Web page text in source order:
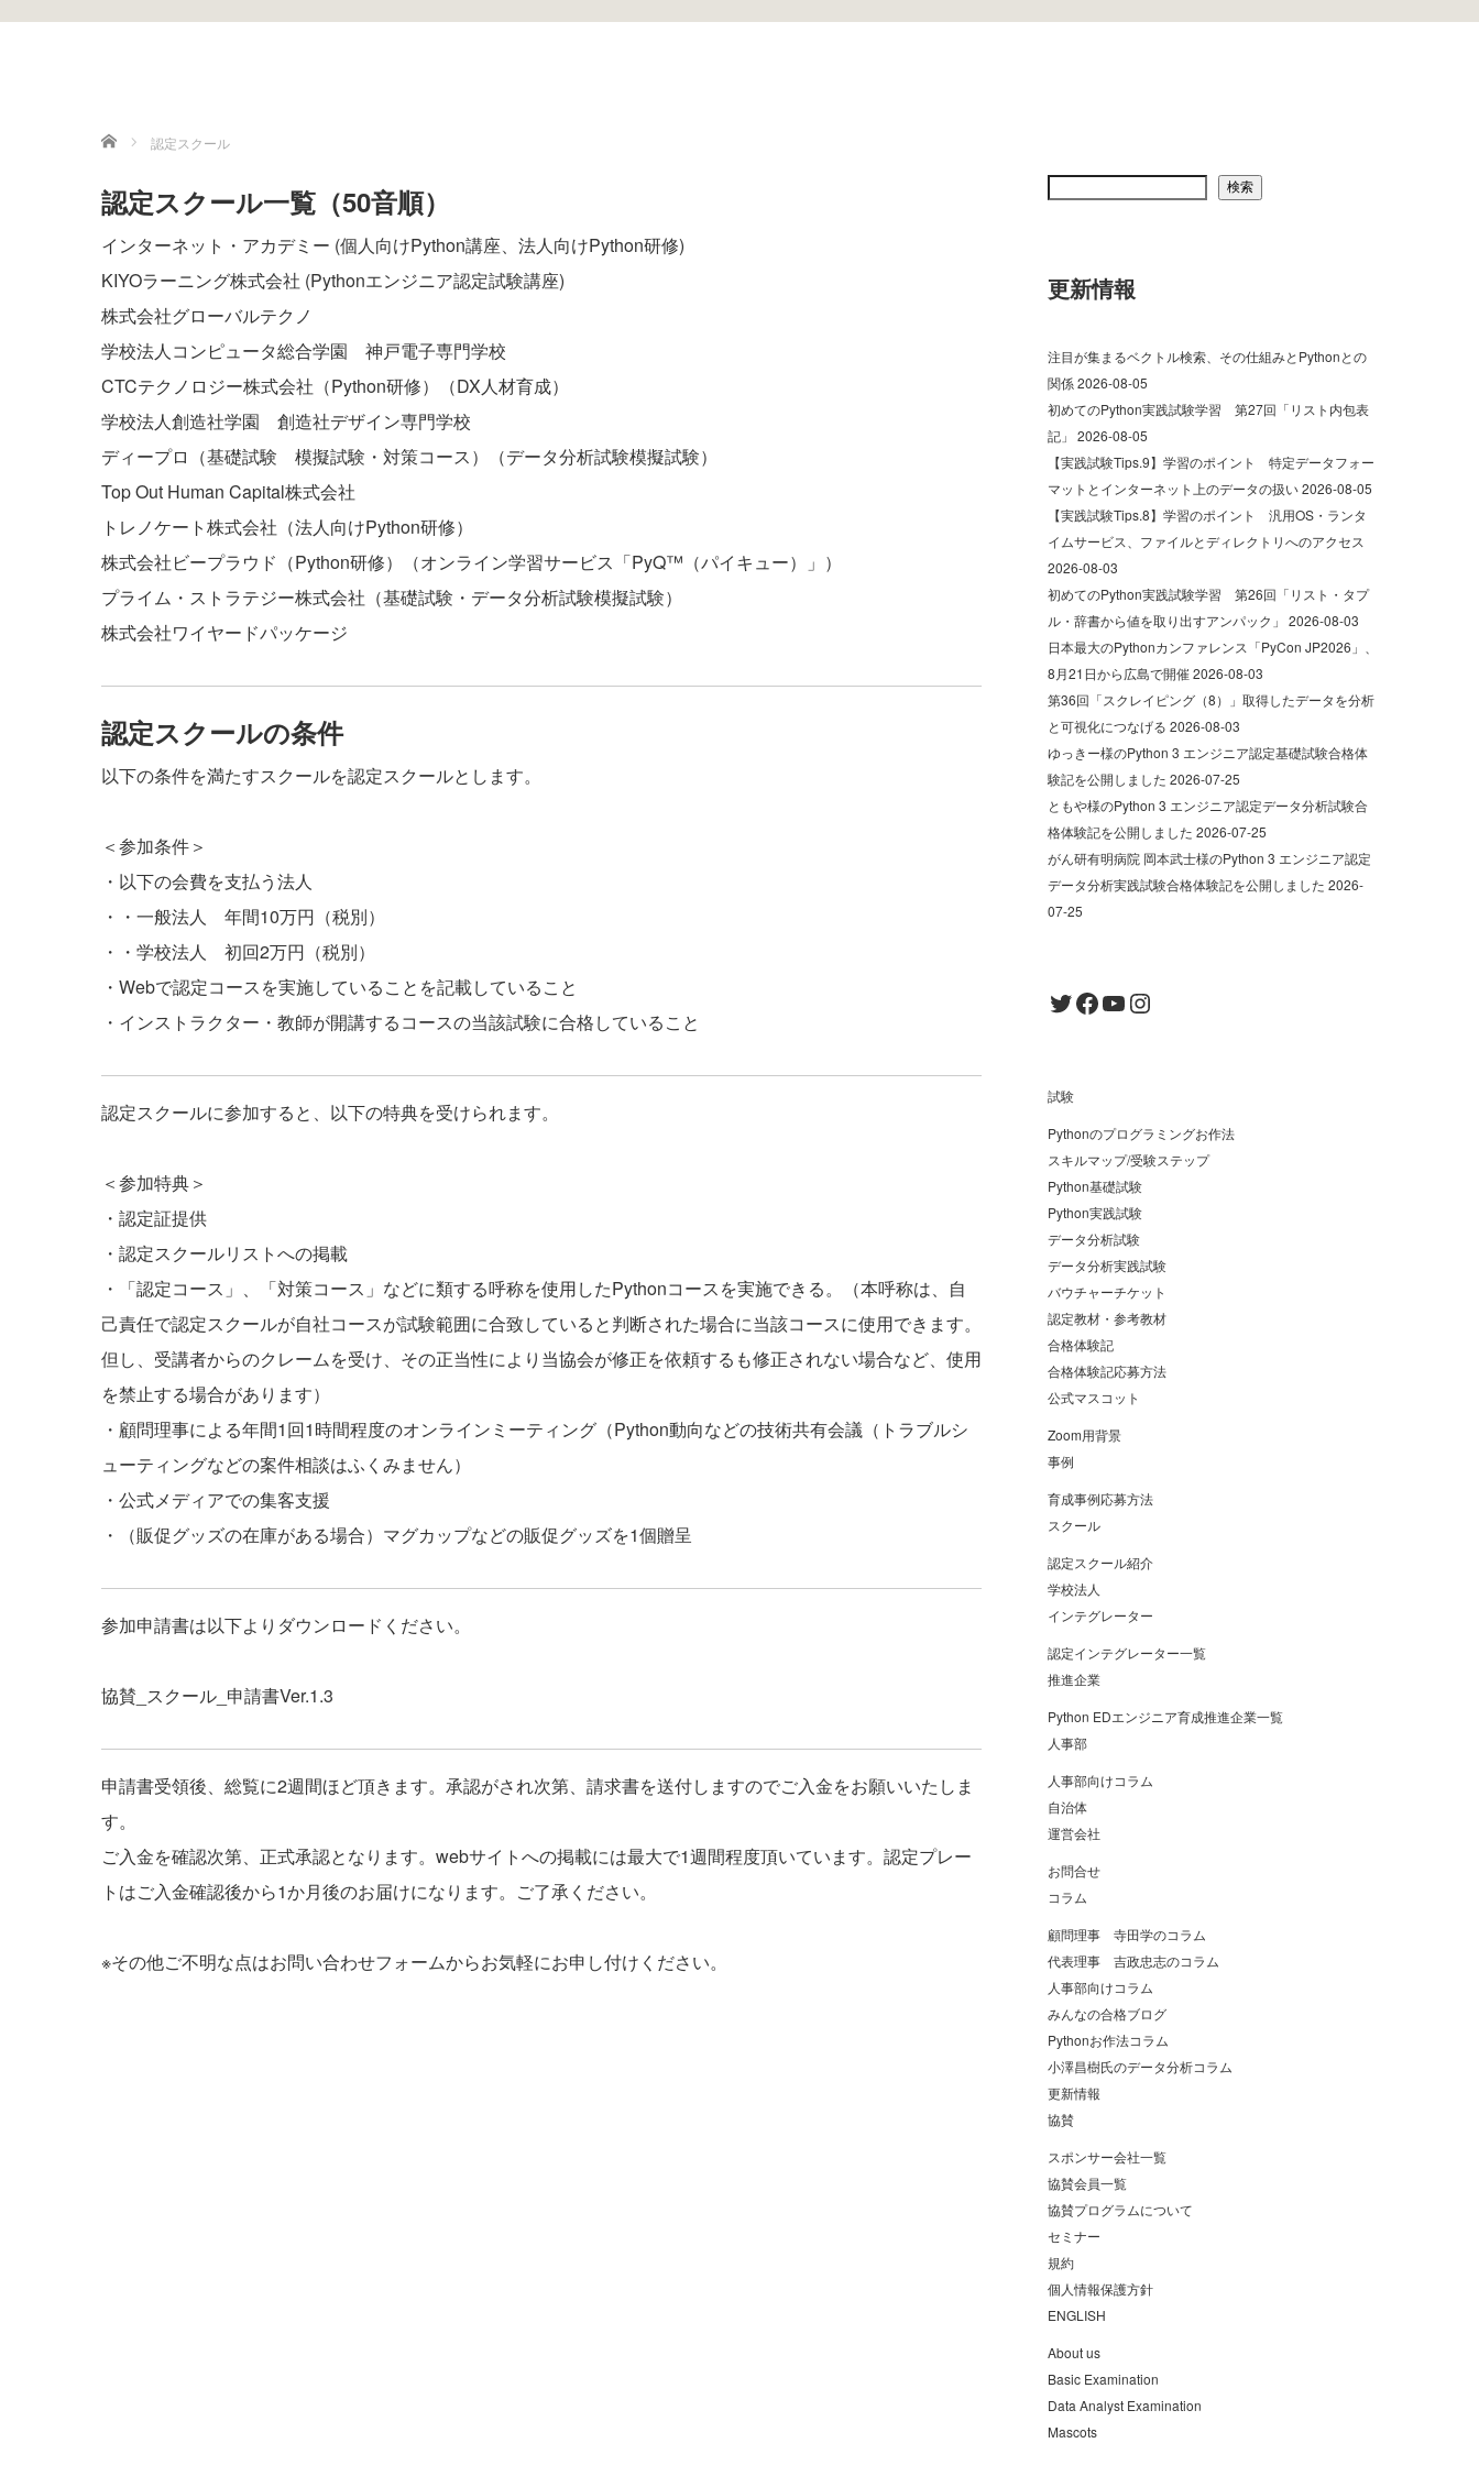
ホーム 認定スクール
認定スクール一覧（50音順）
インターネット・アカデミー (個人向けPython講座、 法人向けPython研修)
KIYOラーニング株式会社 (Pythonエンジニア認定試験講座)
株式会社グローバルテクノ
学校法人コンピュータ総合学園 神戸電子専門学校
CTCテクノロジー株式会社 （Python研修）（DX人材育成）
学校法人創造社学園 創造社デザイン専門学校
ディープロ （基礎試験 模擬試験・対策コース）（データ分析試験模擬試験）
Top Out Human Capital株式会社
トレノケート株式会社 （法人向けPython研修）
株式会社ビープラウド （Python研修）（オンライン学習サービス「PyQ™（パイキュー）」 ）
プライム・ストラテジー株式会社 （基礎試験・データ分析試験模擬試験）
株式会社ワイヤードパッケージ
認定スクールの条件
以下の条件を満たすスクールを認定スクールとします。
＜参加条件＞
・以下の会費を支払う法人
・・一般法人 年間10万円（税別）
・・学校法人 初回2万円（税別）
・Webで認定コースを実施していることを記載していること
・インストラクター・教師が開講するコースの当該試験に合格していること
認定スクールに参加すると、以下の特典を受けられます。
＜参加特典＞
・認定証提供
・認定スクールリストへの掲載
・「認定コース」、「対策コース」などに類する呼称を使用したPythonコースを実施できる。（本呼称は、自
己責任で認定スクールが自社コースが試験範囲に合致していると判断された場合に当該コースに使用できます。
但し、受講者からのクレームを受け、その正当性により当協会が修正を依頼するも修正されない場合など、使用
を禁止する場合があります）
・顧問理事による年間1回1時間程度のオンラインミーティング（Python動向などの技術共有会議（トラブルシ
ューティングなどの案件相談はふくみません）
・公式メディアでの集客支援
・（販促グッズの在庫がある場合）マグカップなどの販促グッズを1個贈呈
参加申請書は以下よりダウンロードください。
協賛_スクール_申請書Ver.1.3
申請書受領後、総覧に2週間ほど頂きます。承認がされ次第、請求書を送付しますのでご入金をお願いいたしま
す。
ご入金を確認次第、正式承認となります。webサイトへの掲載には最大で1週間程度頂いています。認定プレー
トはご入金確認後から1か月後のお届けになります。ご了承ください。
※その他ご不明な点はお問い合わせフォームからお気軽にお申し付けください。
検索
更新情報
注目が集まるベクトル検索、その仕組みとPythonとの
関係2026-08-05
初めてのPython実践試験学習 第27回「リスト内包表
記」 2026-08-05
【実践試験Tips.9】学習のポイント 特定データフォー
マットとインターネット上のデータの扱い2026-08-05
【実践試験Tips.8】学習のポイント 汎用OS・ランタ
イムサービス、ファイルとディレクトリへのアクセス
2026-08-03
初めてのPython実践試験学習 第26回「リスト・タプ
ル・辞書から値を取り出すアンパック」 2026-08-03
日本最大のPythonカンファレンス「PyCon JP2026」、
8月21日から広島で開催2026-08-03
第36回「スクレイピング（8）」取得したデータを分析
と可視化につなげる 2026-08-03
ゆっきー様のPython 3 エンジニア認定基礎試験合格体
験記を公開しました 2026-07-25
ともや様のPython 3 エンジニア認定データ分析試験合
格体験記を公開しました 2026-07-25
がん研有明病院 岡本武士様のPython 3 エンジニア認定
データ分析実践試験合格体験記を公開しました 2026-
07-25
Twitter
Facebook
YouTube
Instagram
試験
Pythonのプログラミングお作法
スキルマップ/受験ステップ
Python基礎試験
Python実践試験
データ分析試験
データ分析実践試験
バウチャーチケット
認定教材・参考教材
合格体験記
合格体験記応募方法
公式マスコット
Zoom用背景
事例
育成事例応募方法
スクール
認定スクール紹介
学校法人
インテグレーター
認定インテグレーター一覧
推進企業
Python EDエンジニア育成推進企業一覧
人事部
人事部向けコラム
自治体
運営会社
お問合せ
コラム
顧問理事 寺田学のコラム
代表理事 吉政忠志のコラム
人事部向けコラム
みんなの合格ブログ
Pythonお作法コラム
小澤昌樹氏のデータ分析コラム
更新情報
協賛
スポンサー会社一覧
協賛会員一覧
協賛プログラムについて
セミナー
規約
個人情報保護方針
ENGLISH
About us
Basic Examination
Data Analyst Examination
Mascots